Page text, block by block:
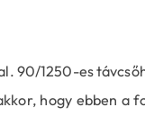
90/1250-es
hogy ebben a